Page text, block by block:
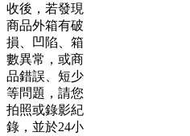
收後，若發現
商品外箱有破
損、凹陷、箱
數異常，或商
品錯誤、短少
等問題，請您
拍照或錄影紀
錄，並於24小